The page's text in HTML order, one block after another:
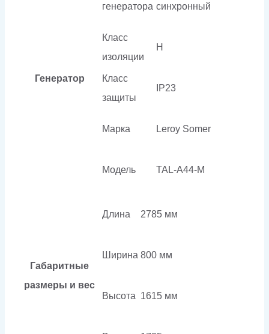
Генератор
генератора синхронный
Класс
изоляции
H
Класс
защиты
IP23
Марка Leroy Somer
Модель TAL-A44-M
Габаритные
размеры и вес
Длина 2785 мм
Ширина 800 мм
Высота 1615 мм